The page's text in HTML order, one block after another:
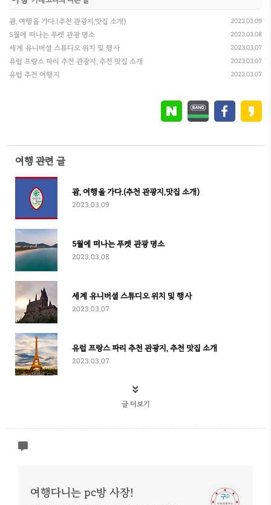
괌, 여행을 가다.(추천 관광지,맛집 소개) 2023.03.09
5월에 떠나는 푸켓 관광 명소 2023.03.08
세계 유니버셜 스튜디오 위치 및 행사 2023.03.07
유럽 프랑스 파리 추천 관광지, 추천 맛집 소개 2023.03.07
유럽 추천 여행지 2023.03.07
여행 관련 글
괌, 여행을 가다.(추천 관광지,맛집 소개)
2023.03.09
5월에 떠나는 푸켓 관광 명소
2023.03.08
세계 유니버셜 스튜디오 위치 및 행사
2023.03.07
유럽 프랑스 파리 추천 관광지, 추천 맛집 소개
2023.03.07
글 더보기
여행다니는 pc방 사장!